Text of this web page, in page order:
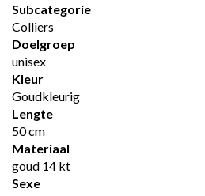
Subcategorie
Colliers
Doelgroep
unisex
Kleur
Goudkleurig
Lengte
50 cm
Materiaal
goud 14 kt
Sexe